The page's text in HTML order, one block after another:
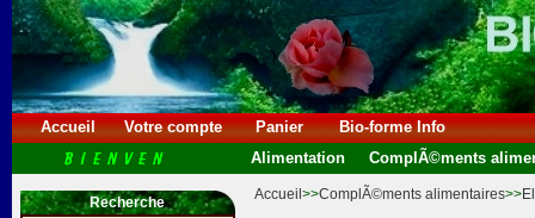
Accueil Votre compte Panier
Bio-forme Info
Alimentation
ComplÃ©ments
Recherche Accueil >>ComplÃ©ments alimentaires>>